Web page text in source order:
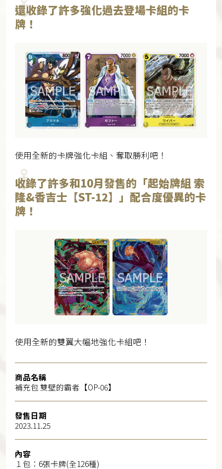
還收錄了許多強化過去登場卡組的卡
牌！
使用全新的卡牌強化卡組、奪取勝利吧！
收錄了許多和10月發售的「起始牌組 索
隆&香吉士【ST-12】」配合度優異的卡
牌！
使用全新的雙翼大幅地強化卡組吧！
商品名稱
補充包 雙壁的霸者【OP-06】
發售日期
2023.11.25
內容
１包：6張卡牌(全126種)